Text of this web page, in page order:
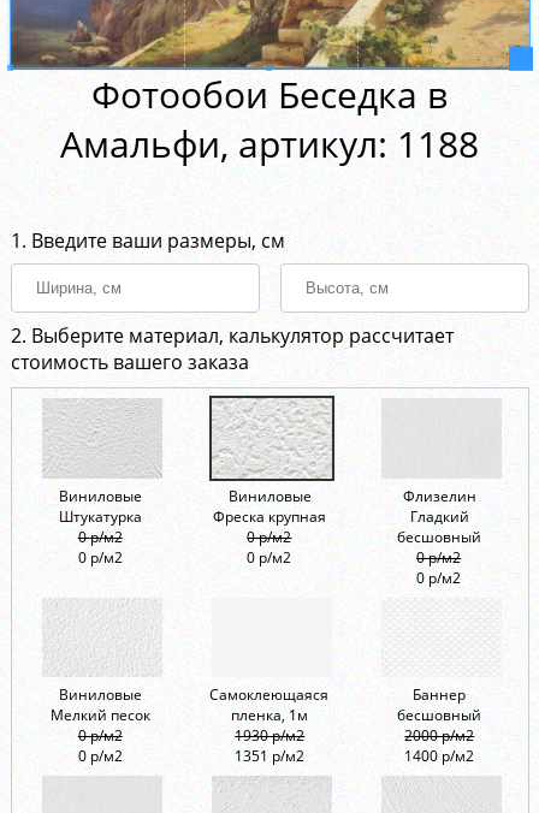
Фотообои Беседка в
Амальфи, aртикул: 1188
1. Введите ваши размеры, см
2. Выберите материал, калькулятор рассчитает
стоимость вашего заказа
Виниловые
Штукатурка
0 р/м2
0 р/м2
Виниловые
Фреска крупная
0 р/м2
0 р/м2
Флизелин
Гладкий
бесшовный
0 р/м2
0 р/м2
Виниловые
Мелкий песок
0 р/м2
0 р/м2
Самоклеющаяся
пленка, 1м
1930 р/м2
1351 р/м2
Баннер
бесшовный
2000 р/м2
1400 р/м2